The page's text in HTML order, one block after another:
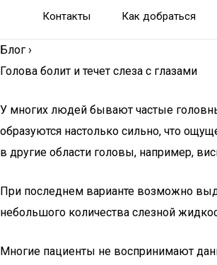
Контакты Как добраться
Блог ›
Голова болит и течет слеза с глазами
У многих людей бывают частые
образуются настолько сильно, что
в другие области головы, например,
При последнем варианте возможно
небольшого количества слезной
Многие пациенты не воспринимают